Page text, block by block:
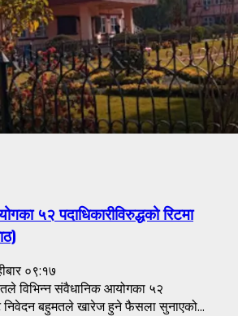
५२ पदाधिकारीविरुद्धको रिटमा
०९:१७
विभिन्न संवैधानिक आयोगका ५२
निवेदन बहुमतले खारेज हुने फैसला सुनाएको...